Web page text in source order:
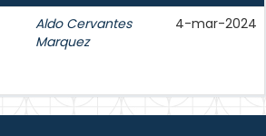
Aldo Cervantes
Marquez
4-mar-2024